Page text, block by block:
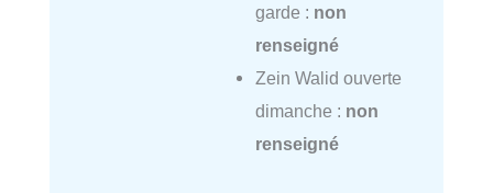
garde : non
renseigné
Zein Walid ouverte
dimanche : non
renseigné